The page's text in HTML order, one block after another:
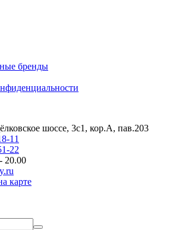
бренды
шоссе, 3с1, кор.А, пав.203
11
22
20.00
карте